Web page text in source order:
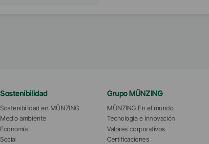
Sostenibilidad
Sostenibilidad en MÜNZING
Medio ambiente
Economía
Social
Grupo MÜNZING
MÜNZING En el mundo
Tecnología e innovación
Valores corporativos
Certificaciones